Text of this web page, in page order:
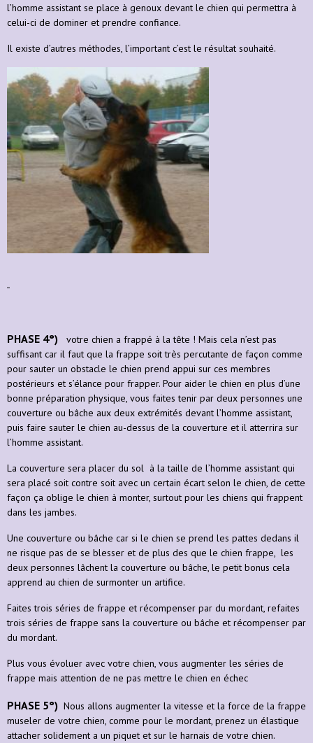
l’homme assistant se place à genoux devant le chien qui permettra à
celui-ci de dominer et prendre confiance.
Il existe d’autres méthodes, l’important c’est le résultat souhaité.
PHASE 4°)
votre chien a frappé à la tête ! Mais cela n’est pas
suffisant car il faut que la frappe soit très percutante de façon comme
pour sauter un obstacle le chien prend appui sur ces membres
postérieurs et s’élance pour frapper. Pour aider le chien en plus d’une
bonne préparation physique, vous faites tenir par deux personnes une
couverture ou bâche aux deux extrémités devant l’homme assistant,
puis faire sauter le chien au-dessus de la couverture et il atterrira sur
l’homme assistant.
La couverture sera placer du sol à la taille de l’homme assistant qui
sera placé soit contre soit avec un certain écart selon le chien, de cette
façon ça oblige le chien à monter, surtout pour les chiens qui frappent
dans les jambes.
Une couverture ou bâche car si le chien se prend les pattes dedans il
ne risque pas de se blesser et de plus des que le chien frappe, les
deux personnes lâchent la couverture ou bâche, le petit bonus cela
apprend au chien de surmonter un artifice.
Faites trois séries de frappe et récompenser par du mordant, refaites
trois séries de frappe sans la couverture ou bâche et récompenser par
du mordant.
Plus vous évoluer avec votre chien, vous augmenter les séries de
frappe mais attention de ne pas mettre le chien en échec
PHASE 5°) Nous allons augmenter la vitesse et la force de la frappe
museler de votre chien, comme pour le mordant, prenez un élastique
attacher solidement a un piquet et sur le harnais de votre chien.